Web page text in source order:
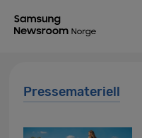
Pressemateriell